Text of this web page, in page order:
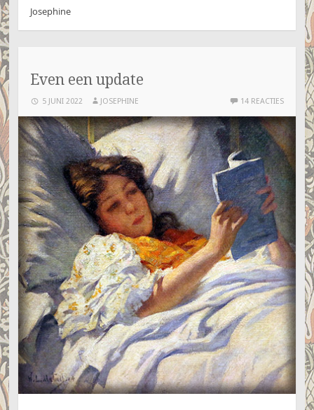
Josephine
Even een update
5 JUNI 2022 JOSEPHINE 14 REACTIES